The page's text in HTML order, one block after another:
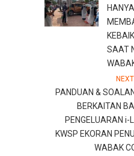
SAAT
PANDUAN &
BERKAITAN
PENGELUARAN i-
KWSP EKORAN
WABAK